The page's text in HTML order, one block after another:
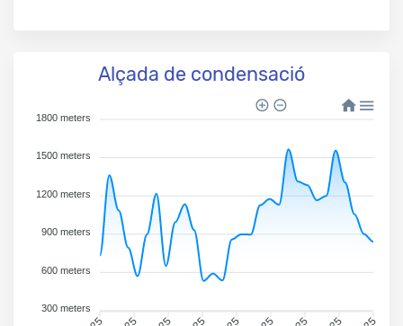
Alçada de condensació
1800 meters
1500 meters
1200 meters
900 meters
600 meters
300 meters